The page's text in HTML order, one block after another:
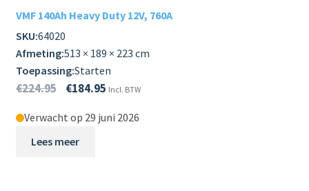
VMF 140Ah Heavy Duty 12V, 760A
SKU:64020
Afmeting:513 × 189 × 223 cm
Toepassing:Starten
€224.95 €184.95 Incl. BTW
Verwacht op 29 juni 2026
Lees meer